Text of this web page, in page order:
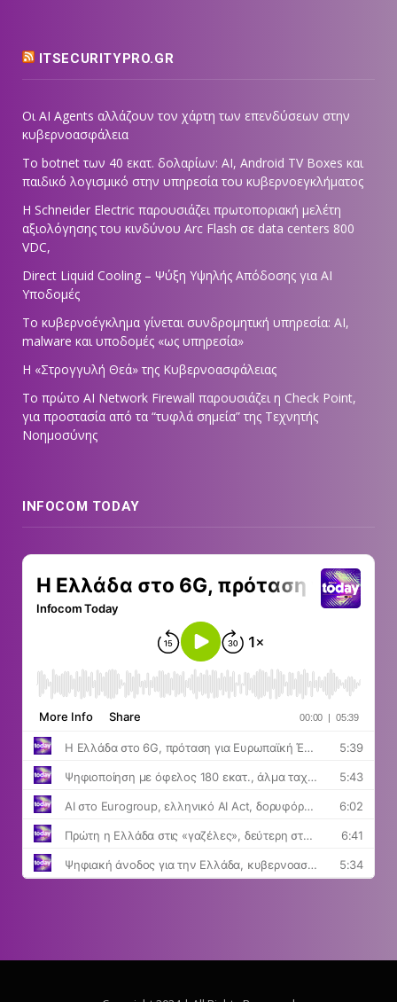
ITSECURITYPRO.GR
Οι AI Agents αλλάζουν τον χάρτη των επενδύσεων στην
κυβερνοασφάλεια
Το botnet των 40 εκατ. δολαρίων: AI, Android TV Boxes και
παιδικό λογισμικό στην υπηρεσία του κυβερνοεγκλήματος
Η Schneider Electric παρουσιάζει πρωτοποριακή μελέτη
αξιολόγησης του κινδύνου Arc Flash σε data centers 800
VDC,
Direct Liquid Cooling – Ψύξη Υψηλής Απόδοσης για AI
Υποδομές
Το κυβερνοέγκλημα γίνεται συνδρομητική υπηρεσία: AI,
malware και υποδομές «ως υπηρεσία»
Η «Στρογγυλή Θεά» της Κυβερνοασφάλειας
Tο πρώτο AI Network Firewall παρουσιάζει η Check Point,
για προστασία από τα “τυφλά σημεία” της Τεχνητής
Νοημοσύνης
INFOCOM TODAY